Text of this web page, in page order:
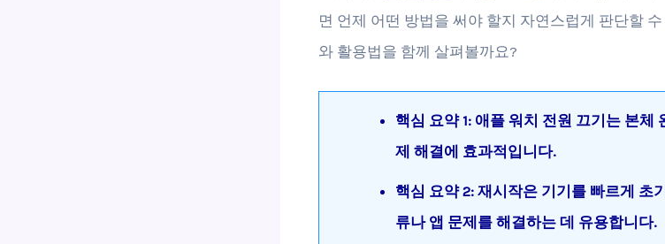
면 언제 어떤 방법을 써야 할지 자연스럽게 판단할
와 활용법을 함께 살펴볼까요?
핵심 요약 1: 애플 워치 전원 끄기는 본체
제 해결에 효과적입니다.
핵심 요약 2: 재시작은 기기를 빠르게 초
류나 앱 문제를 해결하는 데 유용합니다.